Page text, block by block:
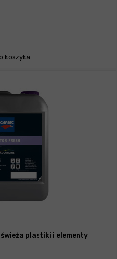
koszyka
plastiki i elementy